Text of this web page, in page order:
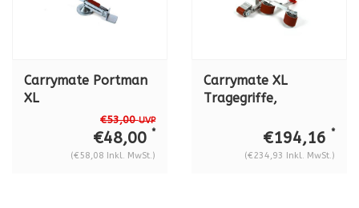
Carrymate Portman
XL
€53,00UVP
€48,00 *
(€58,08 Inkl. MwSt.)
Carrymate XL
Tragegriffe,
€194,16 *
(€234,93 Inkl. MwSt.)